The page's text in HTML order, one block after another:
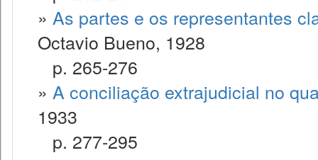
» As partes e os representantes
Octavio Bueno, 1928
p. 265-276
» A conciliação extrajudicial no
1933
p. 277-295